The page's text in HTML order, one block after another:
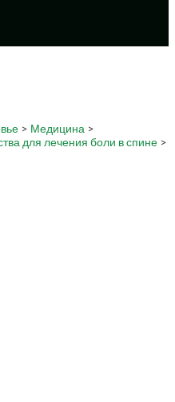
> Медицина >
для лечения боли в спине >